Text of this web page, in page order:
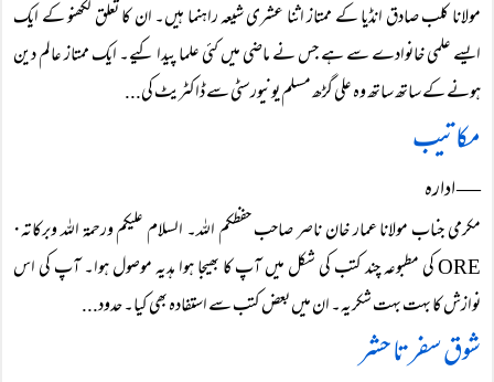
مولانا کلب صادق انڈیا کے ممتاز اثنا عشری شیعہ راہنما ہیں۔ ان کا تعلق لکھنو کے ایک
ایسے علمی خانوادے سے ہے جس نے ماضی میں کئی علما پیدا کیے۔ ایک ممتاز عالم دین
ہونے کے ساتھ ساتھ وہ علی گڑھ مسلم یونیورسٹی سے ڈاکٹریٹ کی...
مکاتیب
― ادارہ
مکرمی جناب مولانا عمار خان ناصر صاحب حفظکم اللہ۔ السلام علیکم ورحمۃ اللہ وبرکاتہ۰
ORE کی مطبوعہ چند کتب کی شکل میں آپ کا بھیجا ہوا ہدیہ موصول ہوا۔ آپ کی اس
نوازش کا بہت بہت شکریہ۔ ان میں بعض کتب سے استفادہ بھی کیا۔ حدود...
شوق سفر تا حشر